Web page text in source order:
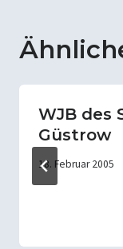
WJB des
Güstrow
18. Februar 2005